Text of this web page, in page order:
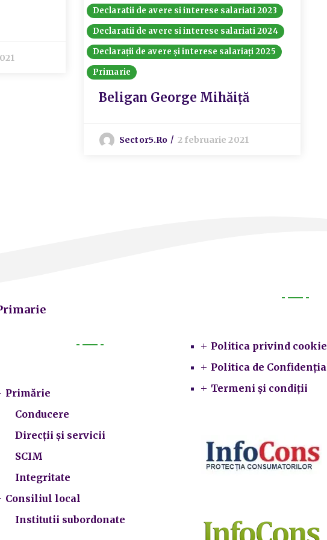
Declaratii de avere si interese salariati 2023
Declaratii de avere si interese salariati 2024
Declarații de avere și interese salariați 2025
Primarie
Beligan George Mihăiță
Sector5.ro 2 februarie 2021
Primărie
Conducere
Direcții și servicii
SCIM
Integritate
Consiliul local
Institutii subordonate
Politica privind
Politica de
Termeni și condiții